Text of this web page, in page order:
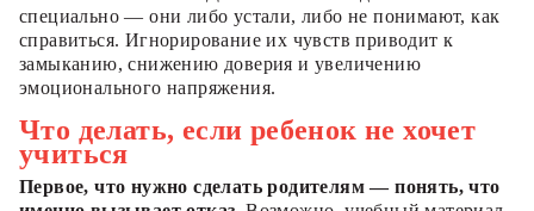
специально — они либо устали, либо не понимают, как
справиться. Игнорирование их чувств приводит к
замыканию, снижению доверия и увеличению
эмоционального напряжения.
Что делать, если ребенок не хочет
учиться
Первое, что нужно сделать родителям — понять, что